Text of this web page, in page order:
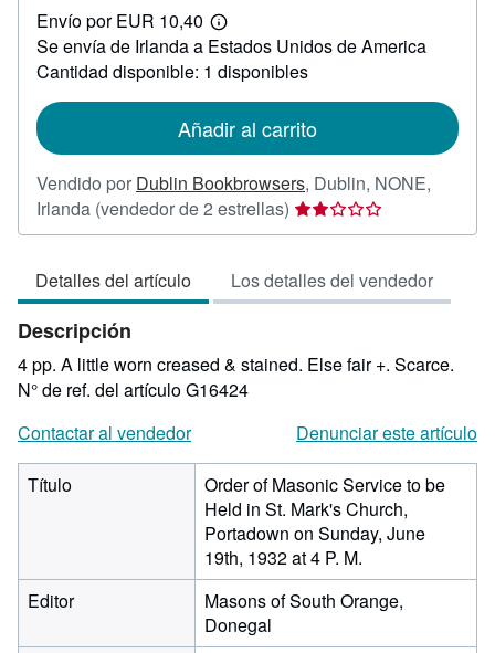
21,87
Envío por EUR 10,40
Más
información
sobre
las
envío
Se envía de Irlanda a Estados Unidos de America
Cantidad disponible: 1 disponibles
Añadir al carrito
Vendido por Dublin Bookbrowsers, Dublin, NONE,
Irlanda (vendedor de 2 estrellas) Calificación
del
2
de
estrellas
Detalles del artículo Los detalles del vendedor
Descripción
4 pp. A little worn creased & stained. Else fair +. Scarce.
N° de ref. del artículo G16424
Contactar al vendedor
Denunciar este artículo
Título
Order of Masonic Service to be
Held in St. Mark's Church,
Portadown on Sunday, June
19th, 1932 at 4 P. M.
Editor
Masons of South Orange,
Donegal